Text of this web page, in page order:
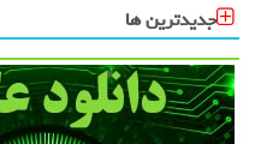
جدیدترین ها